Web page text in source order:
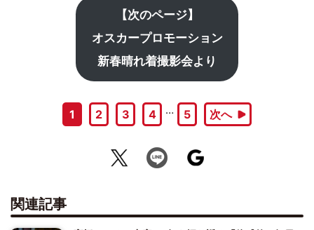
【次のページ】
オスカープロモーション
新春晴れ着撮影会より
1 2 3 4 … 5 次へ
関連記事